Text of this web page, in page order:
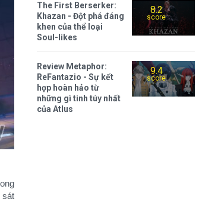
sát
8.2
score
The First Berserker:
Khazan - Đột phá đáng
khen của thể loại
Soul-likes
9.4
score
Review Metaphor:
ReFantazio - Sự kết
hợp hoàn hảo từ
những gì tinh túy nhất
của Atlus